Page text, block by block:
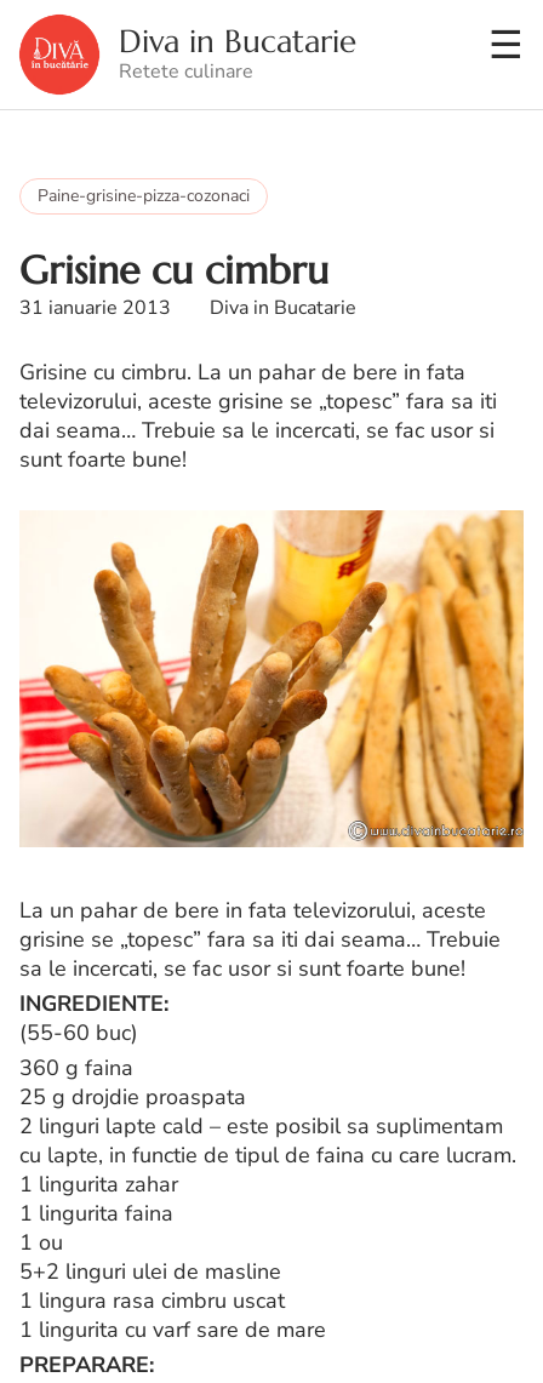
Diva in Bucatarie
Retete culinare
Paine-grisine-pizza-cozonaci
Grisine cu cimbru
31 ianuarie 2013 Diva in Bucatarie
Grisine cu cimbru. La un pahar de bere in fata
televizorului, aceste grisine se „topesc” fara sa iti
dai seama… Trebuie sa le incercati, se fac usor si
sunt foarte bune!
La un pahar de bere in fata televizorului, aceste
grisine se „topesc” fara sa iti dai seama… Trebuie
sa le incercati, se fac usor si sunt foarte bune!
INGREDIENTE:
(55-60 buc)
360 g faina
25 g drojdie proaspata
2 linguri lapte cald – este posibil sa suplimentam
cu lapte, in functie de tipul de faina cu care lucram.
1 lingurita zahar
1 lingurita faina
1 ou
5+2 linguri ulei de masline
1 lingura rasa cimbru uscat
1 lingurita cu varf sare de mare
PREPARARE: